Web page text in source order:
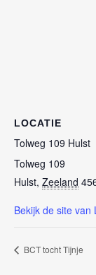
LOCATIE
Tolweg 109 Hulst
Tolweg 109
Hulst, Zeeland
Bekijk de site van
BCT tocht Tijnje